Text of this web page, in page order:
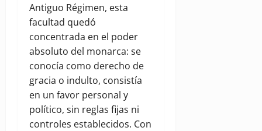
Antiguo Régimen, esta
facultad quedó
concentrada en el poder
absoluto del monarca: se
conocía como derecho de
gracia o indulto, consistía
en un favor personal y
político, sin reglas fijas ni
controles establecidos. Con